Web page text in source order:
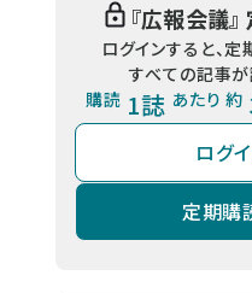
『広報会議
ログインすると、
すべての記事が
購読 1誌 あたり 約
ログ
定期購